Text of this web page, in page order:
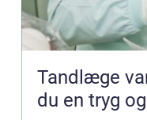
Tandlæge vanløse
du en tryg